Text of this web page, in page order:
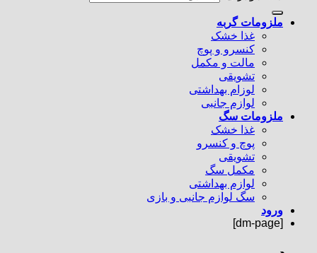
ملزومات گربه
غذا خشک
کنسرو و پوچ
مالت و مکمل
تشویقی
لوزام بهداشتی
لوازم جانبی
ملزومات سگ
غذا خشک
پوچ و کنسرو
تشویقی
مکمل سگ
لوازم بهداشتی
سگ لوازم جانبی و بازی
ورود
[dm-page]